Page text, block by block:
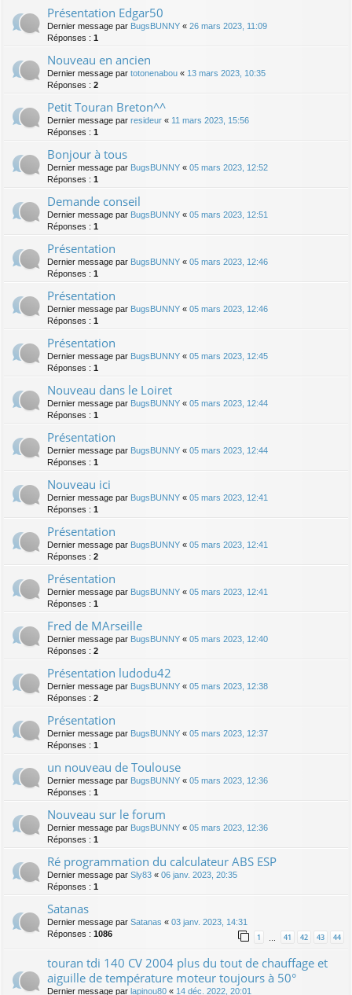
Présentation Edgar50
Dernier message par BugsBUNNY « 26 mars 2023, 11:09
Réponses : 1
Nouveau en ancien
Dernier message par totonenabou « 13 mars 2023, 10:35
Réponses : 2
Petit Touran Breton^^
Dernier message par resideur « 11 mars 2023, 15:56
Réponses : 1
Bonjour à tous
Dernier message par BugsBUNNY « 05 mars 2023, 12:52
Réponses : 1
Demande conseil
Dernier message par BugsBUNNY « 05 mars 2023, 12:51
Réponses : 1
Présentation
Dernier message par BugsBUNNY « 05 mars 2023, 12:46
Réponses : 1
Présentation
Dernier message par BugsBUNNY « 05 mars 2023, 12:46
Réponses : 1
Présentation
Dernier message par BugsBUNNY « 05 mars 2023, 12:45
Réponses : 1
Nouveau dans le Loiret
Dernier message par BugsBUNNY « 05 mars 2023, 12:44
Réponses : 1
Présentation
Dernier message par BugsBUNNY « 05 mars 2023, 12:44
Réponses : 1
Nouveau ici
Dernier message par BugsBUNNY « 05 mars 2023, 12:41
Réponses : 1
Présentation
Dernier message par BugsBUNNY « 05 mars 2023, 12:41
Réponses : 2
Présentation
Dernier message par BugsBUNNY « 05 mars 2023, 12:41
Réponses : 1
Fred de MArseille
Dernier message par BugsBUNNY « 05 mars 2023, 12:40
Réponses : 2
Présentation ludodu42
Dernier message par BugsBUNNY « 05 mars 2023, 12:38
Réponses : 2
Présentation
Dernier message par BugsBUNNY « 05 mars 2023, 12:37
Réponses : 1
un nouveau de Toulouse
Dernier message par BugsBUNNY « 05 mars 2023, 12:36
Réponses : 1
Nouveau sur le forum
Dernier message par BugsBUNNY « 05 mars 2023, 12:36
Réponses : 1
Ré programmation du calculateur ABS ESP
Dernier message par Sly83 « 06 janv. 2023, 20:35
Réponses : 1
Satanas
Dernier message par Satanas « 03 janv. 2023, 14:31
Réponses : 1086 1 41 42 43 44
touran tdi 140 CV 2004 plus du tout de chauffage et
aiguille de température moteur toujours à 50°
Dernier message par lapinou80 « 14 déc. 2022, 20:01